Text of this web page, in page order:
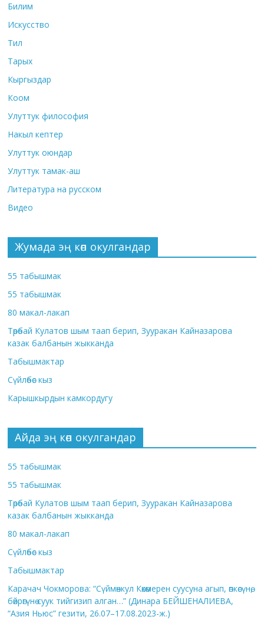
Билим
Искусство
Тил
Тарых
Кыргыздар
Коом
Улуттук философия
Накыл кептер
Улуттук оюндар
Улуттук тамак-аш
Литература на русском
Видео
Жумада эң көп окулгандар
55 табышмак
55 табышмак
80 макал-лакап
Төрөбай Кулатов шым таап берип, Зууракан Кайназарова
казак балбанын жыкканда
Табышмактар
Сүйлөбөс кыз
Карышкырдын камкордугу
Айда эң көп окулгандар
55 табышмак
55 табышмак
Төрөбай Кулатов шым таап берип, Зууракан Кайназарова
казак балбанын жыкканда
80 макал-лакап
Сүйлөбөс кыз
Табышмактар
Карачач Чокморова: “Сүймөнкул Көкөмерен суусуна агып, өпкөсүнө,
бөйрөгүнө суук тийгизип алган…” (Динара БЕЙШЕНАЛИЕВА,
“Азия Ньюс” гезити, 26.07–17.08.2023-ж.)